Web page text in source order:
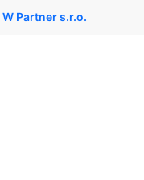
W Partner s.r.o.